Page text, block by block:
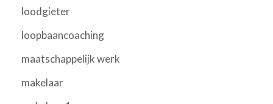
loodgieter
loopbaancoaching
maatschappelijk werk
makelaar